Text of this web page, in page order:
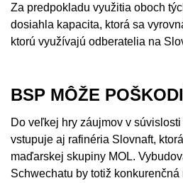
Za predpokladu využitia oboch
dosiahla kapacita, ktorá sa
ktorú využívajú odberatelia na
BSP MÔŽE
Do veľkej hry záujmov v
vstupuje aj rafinéria Slovnaft,
maďarskej skupiny MOL.
Schwechatu by totiž